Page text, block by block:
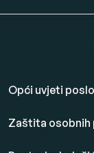
Opći uvjeti
Zaštita osobnih